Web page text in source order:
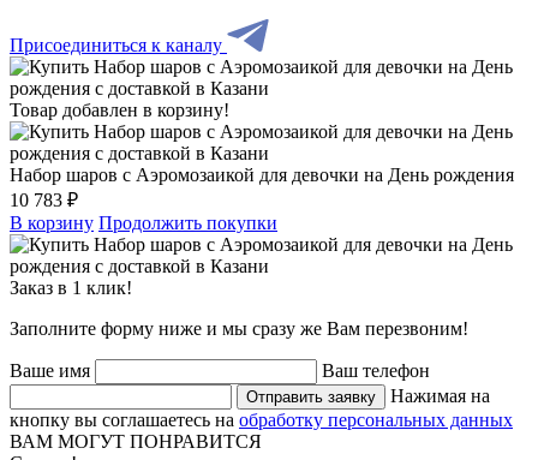
Присоединиться к каналу
Товар добавлен в корзину!
Набор шаров с Аэромозаикой для девочки на День рождения
10 783 ₽
В корзину Продолжить покупки
Заказ в 1 клик!
Заполните форму ниже и мы сразу же Вам перезвоним!
Ваше имя Ваш телефон
Отправить заявку
Нажимая на
кнопку вы соглашаетесь на обработку персональных данных
ВАМ МОГУТ ПОНРАВИТСЯ